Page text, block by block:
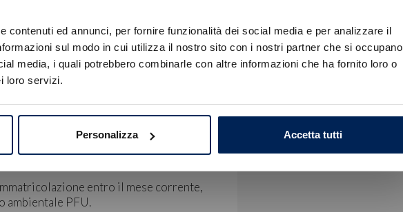
contenuti ed annunci, per fornire funzionalità dei social media e per analizzare il
sul modo in cui utilizza il nostro sito con i nostri partner che si occupano
media, i quali potrebbero combinarle con altre informazioni che ha fornito loro o
loro servizi.
Personalizza Accetta tutti
entro il mese corrente,
ambientale PFU.
Errore
Caricamento veicoli non riuscito